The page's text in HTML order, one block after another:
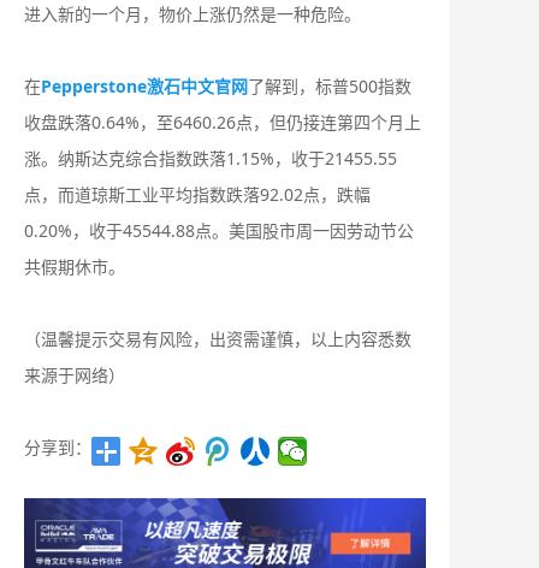
进入新的一个月，物价上涨仍然是一种危险。
在Pepperstone激石中文官网了解到，标普500指数
收盘跌落0.64%，至6460.26点，但仍接连第四个月上
涨。纳斯达克综合指数跌落1.15%，收于21455.55
点，而道琼斯工业平均指数跌落92.02点，跌幅
0.20%，收于45544.88点。美国股市周一因劳动节公
共假期休市。
（温馨提示交易有风险，出资需谨慎，以上内容悉数
来源于网络）
分享到：